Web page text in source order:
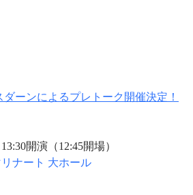
ーンによるプレトーク開催決定！
開演（12:45開場）
ナート 大ホール